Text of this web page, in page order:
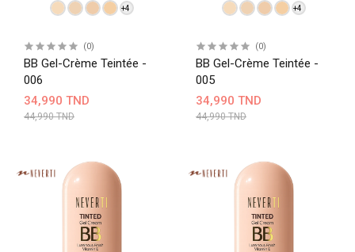
+4
(0)
BB Gel-Crème Teintée -
006
34,990 TND
44,990 TND
+4
(0)
BB Gel-Crème Teintée -
005
34,990 TND
44,990 TND